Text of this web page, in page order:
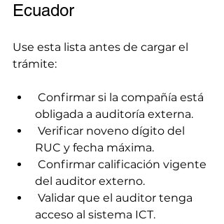
Ecuador
Use esta lista antes de cargar el
trámite:
Confirmar si la compañía está
obligada a auditoría externa.
Verificar noveno dígito del
RUC y fecha máxima.
Confirmar calificación vigente
del auditor externo.
Validar que el auditor tenga
acceso al sistema ICT.